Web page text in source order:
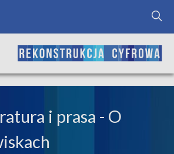
i prasa - O